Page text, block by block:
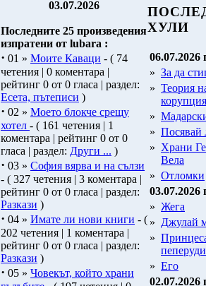
03.07.2026
Последните 25 произведения
изпратени от lubara :
· 01 » Моите Каваци - ( 74
четения | 0 коментара |
рейтинг 0 от 0 гласа | раздел:
Есета, пътеписи )
· 02 » Моето блокче срещу
хотел - ( 161 четения | 1
коментара | рейтинг 0 от 0
гласа | раздел: Други ... )
· 03 » София вярва и на сълзи
- ( 327 четения | 3 коментара |
рейтинг 0 от 0 гласа | раздел:
Разкази )
· 04 » Имате ли нови книги - (
202 четения | 1 коментара |
рейтинг 0 от 0 гласа | раздел:
Разкази )
· 05 » Човекът, който храни
ХУЛИ
06.07.2026
» За да
» Теория
»
» Посявай
» Храни
Вела
» Отломки
03.07.2026
» Жега
» Джулай
»
» Его
02.07.2026